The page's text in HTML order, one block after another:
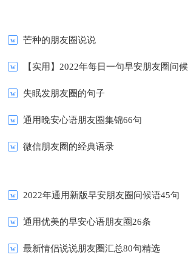
芒种的朋友圈说说
【实用】2022年每日一句早安朋友圈问候
失眠发朋友圈的句子
通用晚安心语朋友圈集锦66句
微信朋友圈的经典语录
2022年通用新版早安朋友圈问候语45句
通用优美的早安心语朋友圈26条
最新情侣说说朋友圈汇总80句精选